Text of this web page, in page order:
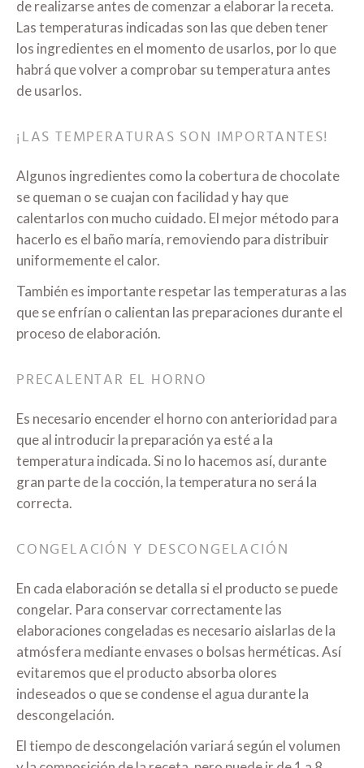
de realizarse antes de comenzar a elaborar la receta.
Las temperaturas indicadas son las que deben tener
los ingredientes en el momento de usarlos, por lo que
habrá que volver a comprobar su temperatura antes
de usarlos.
¡LAS TEMPERATURAS SON IMPORTANTES!
Algunos ingredientes como la cobertura de chocolate
se queman o se cuajan con facilidad y hay que
calentarlos con mucho cuidado. El mejor método para
hacerlo es el baño maría, removiendo para distribuir
uniformemente el calor.
También es importante respetar las temperaturas a las
que se enfrían o calientan las preparaciones durante el
proceso de elaboración.
PRECALENTAR EL HORNO
Es necesario encender el horno con anterioridad para
que al introducir la preparación ya esté a la
temperatura indicada. Si no lo hacemos así, durante
gran parte de la cocción, la temperatura no será la
correcta.
CONGELACIÓN Y DESCONGELACIÓN
En cada elaboración se detalla si el producto se puede
congelar. Para conservar correctamente las
elaboraciones congeladas es necesario aislarlas de la
atmósfera mediante envases o bolsas herméticas. Así
evitaremos que el producto absorba olores
indeseados o que se condense el agua durante la
descongelación.
El tiempo de descongelación variará según el volumen